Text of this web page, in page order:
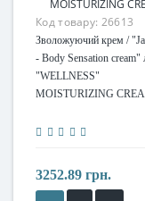
Код товару: 26613
Зволожуючий крем /
- Body Sensation cream"
"WELLNESS"
MOISTURIZING
3252.89 грн.